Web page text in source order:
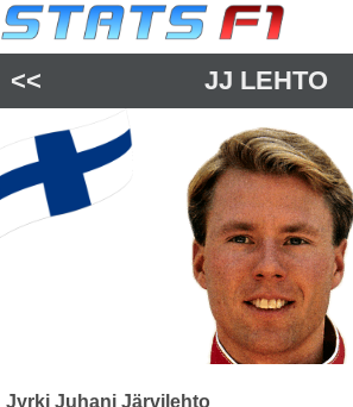
<< JJ LEHTO
Jyrki Juhani Järvilehto